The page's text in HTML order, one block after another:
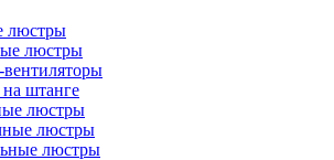
люстры
люстры
штанге
люстры
люстры
люстры